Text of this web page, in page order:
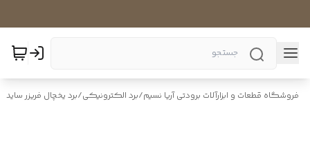
فروشگاه قطعات و ابزارآلات برودتی آریا نسیم/برد الکترونیکی/برد یخچال فریزر ساید